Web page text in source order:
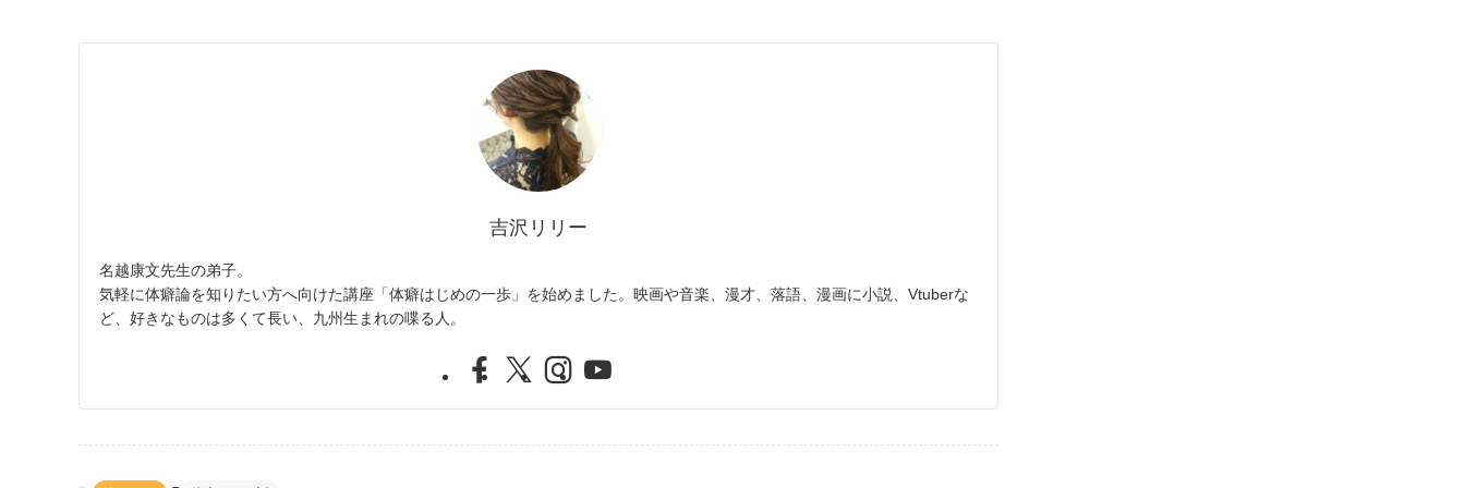
吉沢リリー
名越康文先生の弟子。
気軽に体癖論を知りたい方へ向けた講座「体癖はじめの一歩」を始めました。映画や音楽、漫才、落語、漫画に小説、Vtuberな
ど、好きなものは多くて長い、九州生まれの喋る人。